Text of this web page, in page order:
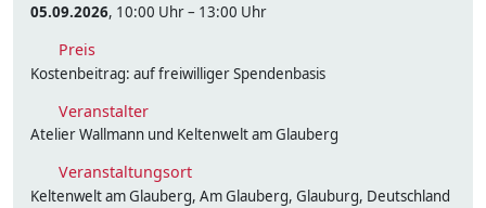
05.09.2026, 10:00 Uhr – 13:00 Uhr
Preis
Kostenbeitrag: auf freiwilliger Spendenbasis
Veranstalter
Atelier Wallmann und Keltenwelt am Glauberg
Veranstaltungsort
Keltenwelt am Glauberg, Am Glauberg, Glauburg, Deutschland